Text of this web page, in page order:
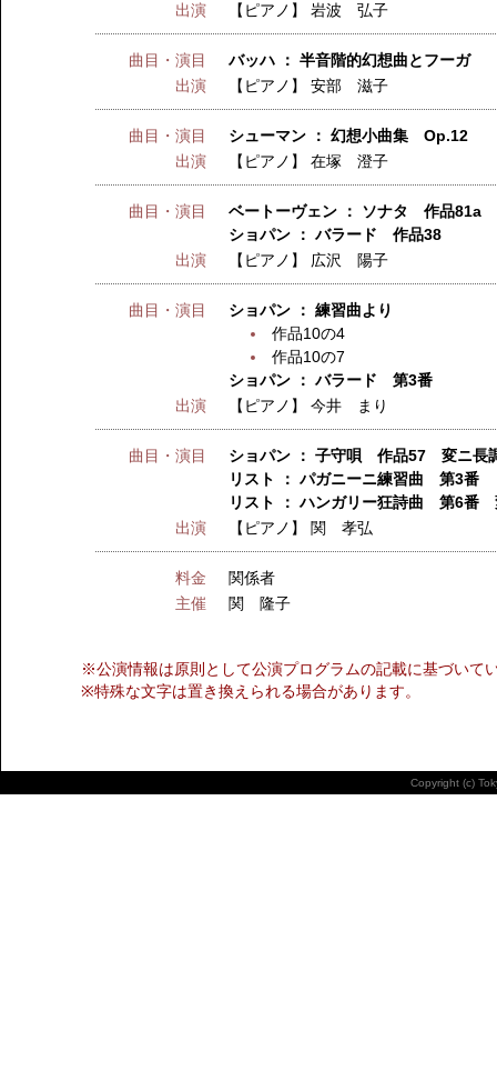
出演
【ピアノ】岩波 弘子
曲目・演目
バッハ ： 半音階的幻想曲とフーガ
出演
【ピアノ】安部 滋子
曲目・演目
シューマン ： 幻想小曲集 Op.12
出演
【ピアノ】在塚 澄子
曲目・演目
ベートーヴェン ： ソナタ 作品
ショパン ： バラード 作品38
出演
【ピアノ】 広沢 陽子
曲目・演目
ショパン ： 練習曲より
作品10の4
作品10の7
ショパン ： バラード 第3番
出演
【ピアノ】今井 まり
曲目・演目
ショパン ： 子守唄 作品57 変ニ長
リスト ： パガニーニ練習曲 第3番
リスト ： ハンガリー狂詩曲 第6番
出演
【ピアノ】 関 孝弘
料金
関係者
主催
関 隆子
※公演情報は原則として公演プログラムの記載に基づいて
※特殊な文字は置き換えられる場合があります。
Copyright (c)